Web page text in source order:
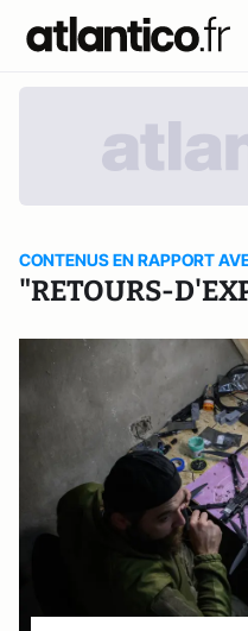
CONTENUS EN RAPPORT
"RETOURS-